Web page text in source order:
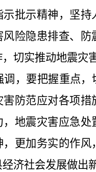
示批示精神，坚
风险隐患排查、
切实推动地震灾
调，要把握重点
害防范应对各项
，地震灾害应急
，更加务实的作
济社会发展做出